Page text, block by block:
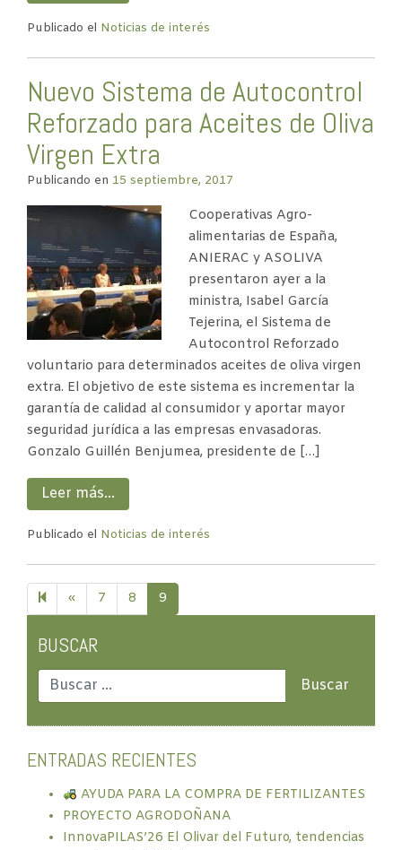
Publicado el Noticias de interés
Nuevo Sistema de Autocontrol
Reforzado para Aceites de Oliva
Virgen Extra
Publicando en 15 septiembre, 2017
Cooperativas Agro-
alimentarias de España,
ANIERAC y ASOLIVA
presentaron ayer a la
ministra, Isabel García
Tejerina, el Sistema de
Autocontrol Reforzado
voluntario para determinados aceites de oliva virgen
extra. El objetivo de este sistema es incrementar la
garantía de calidad al consumidor y aportar mayor
seguridad jurídica a las empresas envasadoras.
Gonzalo Guillén Benjumea, presidente de […]
Leer más…
Publicado el Noticias de interés
«Previous
page
7 8 9
BUSCAR
ENTRADAS RECIENTES
AYUDA PARA LA COMPRA DE FERTILIZANTES
PROYECTO AGRODOÑANA
InnovaPILAS’26 El Olivar del Futuro, tendencias